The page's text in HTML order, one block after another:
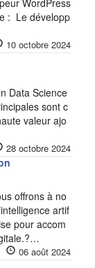
WordPress
: Le développ
10 octobre 2024
Data Science
sont c
valeur ajo
28 octobre 2024
offrons à no
artif
pour accom
06 août 2024